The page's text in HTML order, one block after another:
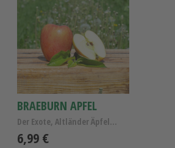
BRAEBURN APFEL
Der Exote, Altländer Äpfel Kl.I
6,99 €